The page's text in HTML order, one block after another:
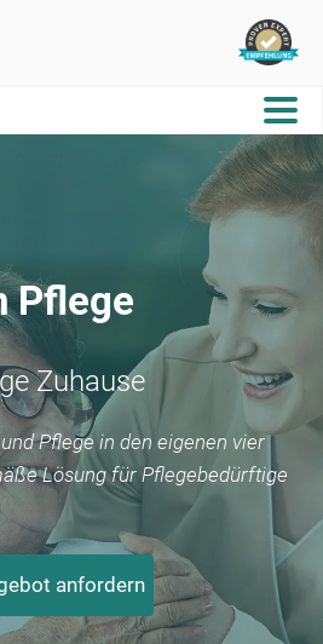
Pflege
Zuhause
Pflege in den eigenen vier
Lösung für Pflegebedürftige
anfordern